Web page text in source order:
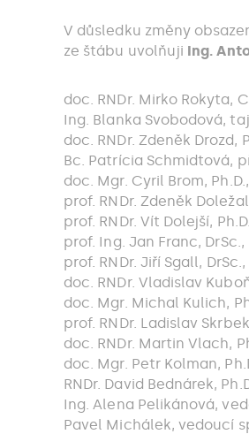
V důsledku změny
ze štábu uvolňuji Ing.
doc. RNDr. Mirko Rokyta,
Ing. Blanka Svobodová,
doc. RNDr. Zdeněk Drozd,
Bc. Patrícia Schmidtová,
doc. Mgr. Cyril Brom,
prof. RNDr. Zdeněk
prof. RNDr. Vít Dolejší,
prof. Ing. Jan Franc,
prof. RNDr. Jiří Sgall,
doc. RNDr. Vladislav
doc. Mgr. Michal Kulich,
prof. RNDr. Ladislav
doc. RNDr. Martin Vlach,
doc. Mgr. Petr Kolman,
RNDr. David Bednárek,
Ing. Alena Pelikánová,
Pavel Michálek, vedoucí